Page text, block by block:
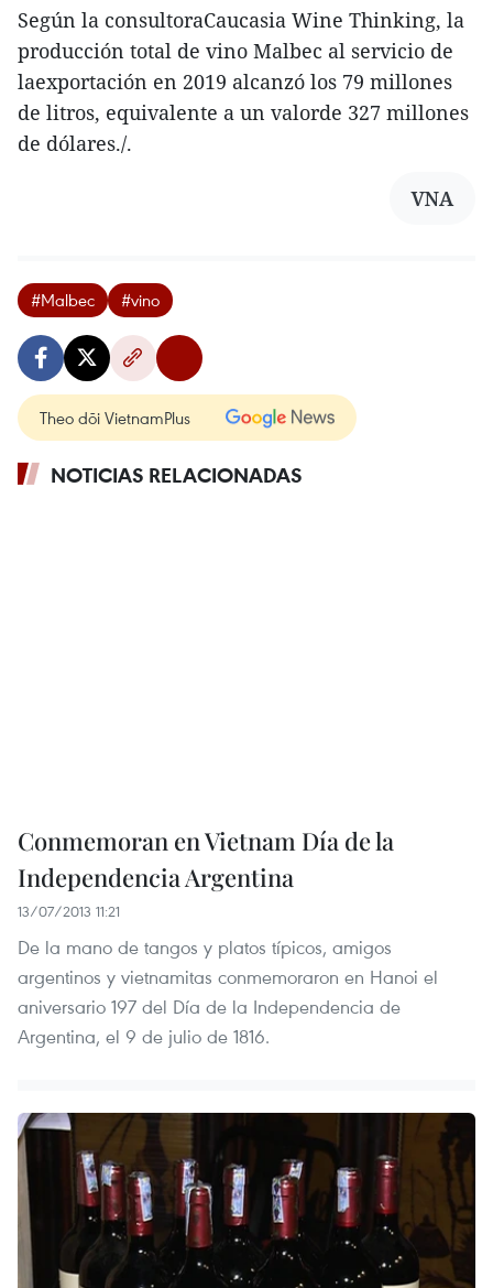
Según la consultoraCaucasia Wine Thinking, la
producción total de vino Malbec al servicio de
laexportación en 2019 alcanzó los 79 millones
de litros, equivalente a un valorde 327 millones
de dólares./.
VNA
#Malbec #vino
Theo dõi VietnamPlus
NOTICIAS RELACIONADAS
Conmemoran en Vietnam Día de la
Independencia Argentina
13/07/2013 11:21
De la mano de tangos y platos típicos, amigos
argentinos y vietnamitas conmemoraron en Hanoi el
aniversario 197 del Día de la Independencia de
Argentina, el 9 de julio de 1816.